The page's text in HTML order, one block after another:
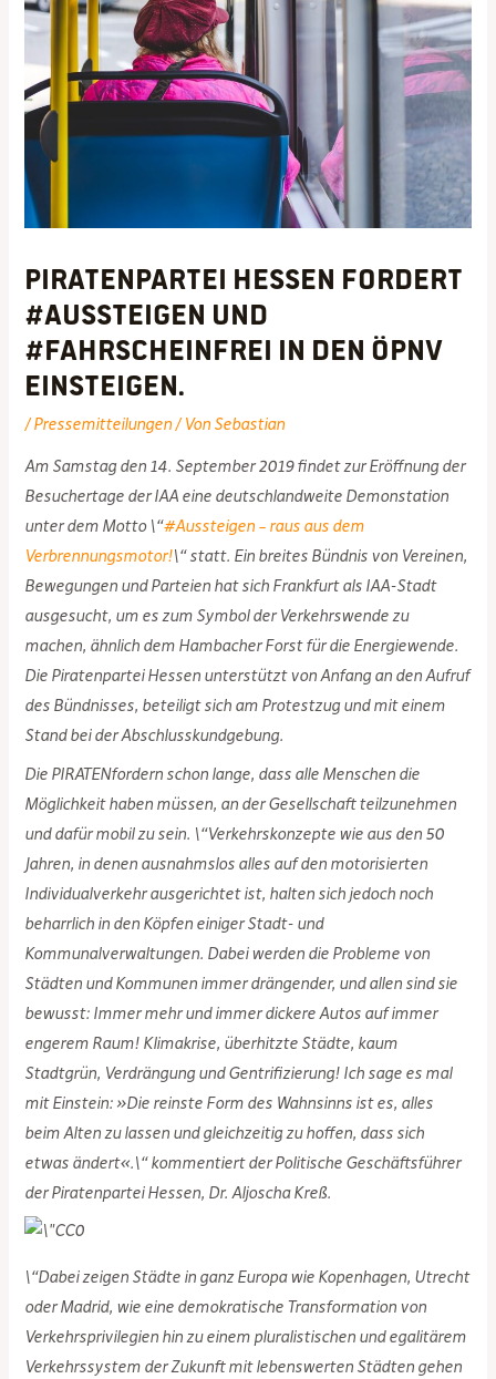
Piratenpartei Hessen fordert
#Aussteigen und
#fahrscheinfrei in den ÖPNV
einsteigen.
/Pressemitteilungen/ Von Sebastian
Am Samstag den 14. September 2019 findet zur Eröffnung der
Besuchertage der IAA eine deutschlandweite Demonstation
unter dem Motto \“#Aussteigen – raus aus dem
Verbrennungsmotor!\“ statt. Ein breites Bündnis von Vereinen,
Bewegungen und Parteien hat sich Frankfurt als IAA-Stadt
ausgesucht, um es zum Symbol der Verkehrswende zu
machen, ähnlich dem Hambacher Forst für die Energiewende.
Die Piratenpartei Hessen unterstützt von Anfang an den Aufruf
des Bündnisses, beteiligt sich am Protestzug und mit einem
Stand bei der Abschlusskundgebung.
Die PIRATENfordern schon lange, dass alle Menschen die
Möglichkeit haben müssen, an der Gesellschaft teilzunehmen
und dafür mobil zu sein. \“Verkehrskonzepte wie aus den 50
Jahren, in denen ausnahmslos alles auf den motorisierten
Individualverkehr ausgerichtet ist, halten sich jedoch noch
beharrlich in den Köpfen einiger Stadt- und
Kommunalverwaltungen. Dabei werden die Probleme von
Städten und Kommunen immer drängender, und allen sind sie
bewusst: Immer mehr und immer dickere Autos auf immer
engerem Raum! Klimakrise, überhitzte Städte, kaum
Stadtgrün, Verdrängung und Gentrifizierung! Ich sage es mal
mit Einstein: »Die reinste Form des Wahnsinns ist es, alles
beim Alten zu lassen und gleichzeitig zu hoffen, dass sich
etwas ändert«.\“ kommentiert der Politische Geschäftsführer
der Piratenpartei Hessen, Dr. Aljoscha Kreß.
\“Dabei zeigen Städte in ganz Europa wie Kopenhagen, Utrecht
oder Madrid, wie eine demokratische Transformation von
Verkehrsprivilegien hin zu einem pluralistischen und egalitärem
Verkehrssystem der Zukunft mit lebenswerten Städten gehen